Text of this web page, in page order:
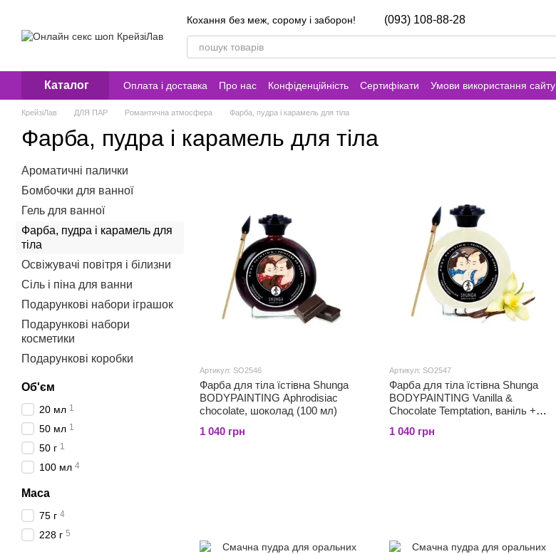
Кохання без меж, сорому і заборон!
(093) 108-88-28
Каталог Оплата і доставка Про нас Конфіденційність Сертифікати Умови використання сайту
Контакти
КрейзіЛав ДЛЯ ПАР Романтична атмосфера Фарба, пудра і карамель для тіла
Фарба, пудра і карамель для тіла
Артикул: SO2546
Фарба для тіла їстівна Shunga
BODYPAINTING Aphrodisiac
chocolate, шоколад (100 мл)
1 040 грн
Артикул: SO2547
Фарба для тіла їстівна Shunga
BODYPAINTING Vanilla &
Chocolate Temptation, ваніль +
1 040 грн
Ароматичні палички
Бомбочки для ванної
Гель для ванної
Фарба, пудра і карамель для
тіла
Освіжувачі повітря і білизни
Сіль і піна для ванни
Подарункові набори іграшок
Подарункові набори
косметики
Подарункові коробки
Об'єм
20 мл 1
50 мл 1
50 г 1
100 мл 4
Маса
75 г 4
228 г 5